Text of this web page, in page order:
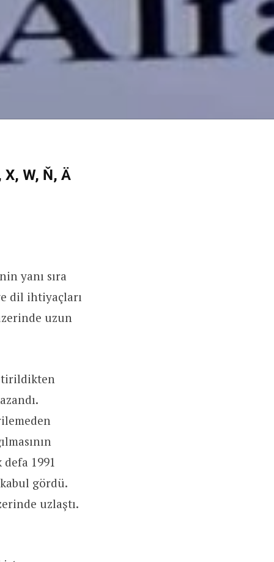
W, Ň, Ä
yanı sıra
dil ihtiyaçları
uzun
1991
gördü.
uzlaştı.